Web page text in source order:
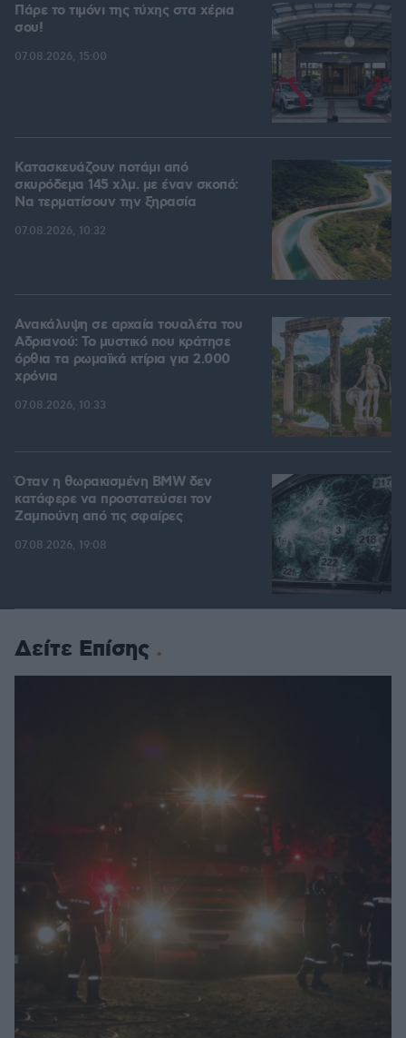
Πάρε το τιμόνι της τύχης στα χέρια
σου!
07.08.2026, 15:00
Κατασκευάζουν ποτάμι από
σκυρόδεμα 145 χλμ. με έναν σκοπό:
Να τερματίσουν την ξηρασία
07.08.2026, 10:32
Ανακάλυψη σε αρχαία τουαλέτα του
Αδριανού: Το μυστικό που κράτησε
όρθια τα ρωμαϊκά κτίρια για 2.000
χρόνια
07.08.2026, 10:33
Όταν η θωρακισμένη BMW δεν
κατάφερε να προστατεύσει τον
Ζαμπούνη από τις σφαίρες
07.08.2026, 19:08
Δείτε Επίσης